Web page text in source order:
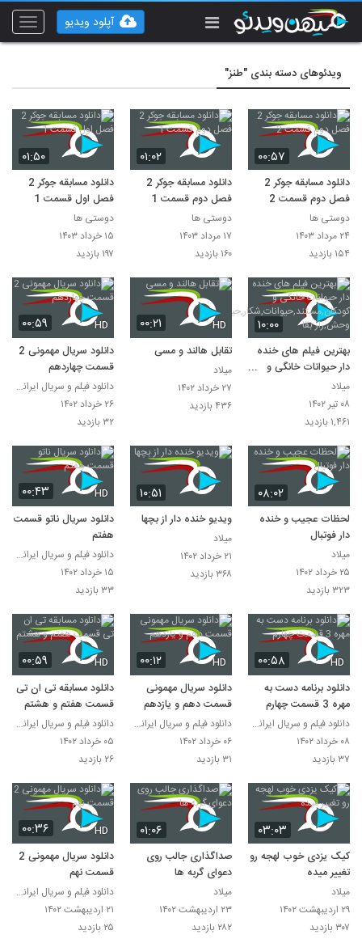
Toggle
آپلود ویدیو
ویدئوهای دسته بندی "طنز"
۰۰:۵۷
دانلود مسابقه جوکر 2
فصل دوم قسمت 2
دوستی ها
۲۴ مرداد ۱۴۰۳
۱۵۴ بازدید
۰۱:۰۲
دانلود مسابقه جوکر 2
فصل دوم قسمت 1
دوستی ها
۱۷ مرداد ۱۴۰۳
۱۶۰ بازدید
۰۱:۵۰
دانلود مسابقه جوکر 2
فصل اول قسمت 1
دوستی ها
۱۵ خرداد ۱۴۰۳
۱۹۷ بازدید
۱۰:۰۰
بهترین فیلم های خنده
دار حیوانات خانگی و
کودکان,مستند,حیوانات,
شکار,حیات وحش,راز بقا
میلاد
۰۸ تیر ۱۴۰۲
۱,۴۶۱ بازدید
۰۰:۲۱ HD
تقابل هالند و مسی
میلاد
۲۷ خرداد ۱۴۰۲
۴۳۶ بازدید
۰۰:۵۹ HD
دانلود سریال مهمونی 2
قسمت چهاردهم
دانلود فیلم و سریال ایرانی بصورت قانونی
۲۶ خرداد ۱۴۰۲
۳۲ بازدید
۰۸:۰۲
لحظات عجیب و خنده
دار فوتبال
میلاد
۲۵ خرداد ۱۴۰۲
۳۲۳ بازدید
۱۰:۵۱
ویدیو خنده دار از بچها
میلاد
۲۱ خرداد ۱۴۰۲
۳۶۸ بازدید
۰۰:۴۳ HD
دانلود سریال ناتو قسمت
هفتم
دانلود فیلم و سریال ایرانی بصورت قانونی
۱۵ خرداد ۱۴۰۲
۳۳ بازدید
۰۰:۵۸ HD
دانلود برنامه دست به
مهره 3 قسمت چهارم
دانلود فیلم و سریال ایرانی بصورت قانونی
۰۸ خرداد ۱۴۰۲
۳۷ بازدید
۰۰:۱۲ HD
دانلود سریال مهمونی
قسمت دهم و یازدهم
دانلود فیلم و سریال ایرانی بصورت قانونی
۰۶ خرداد ۱۴۰۲
۳۱ بازدید
۰۰:۵۹ HD
دانلود مسابقه تی ان تی
قسمت هفتم و هشتم
دانلود فیلم و سریال ایرانی بصورت قانونی
۰۵ خرداد ۱۴۰۲
۲۶ بازدید
۰۳:۰۳
کیک یزدی خوب لهجه رو
تغییر میده
میلاد
۲۹ اردیبهشت ۱۴۰۲
۳۰۷ بازدید
۰۱:۰۶
صداگذاری جالب روی
دعوای گربه ها
میلاد
۲۳ اردیبهشت ۱۴۰۲
۲۸۲ بازدید
۰۰:۳۶ HD
دانلود سریال مهمونی 2
قسمت نهم
دانلود فیلم و سریال ایرانی بصورت قانونی
۲۱ اردیبهشت ۱۴۰۲
۲۵ بازدید